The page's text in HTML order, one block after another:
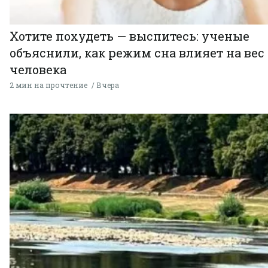
Хотите похудеть — выспитесь: ученые
объяснили, как режим сна влияет на вес
человека
2 мин на прочтение Вчера